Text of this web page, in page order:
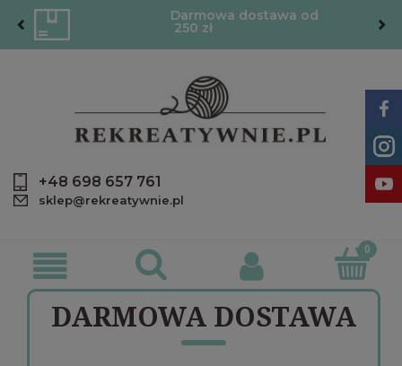
Darmowa dostawa od
250 zł
+48 698 657 761
sklep@rekreatywnie.pl
DARMOWA DOSTAWA